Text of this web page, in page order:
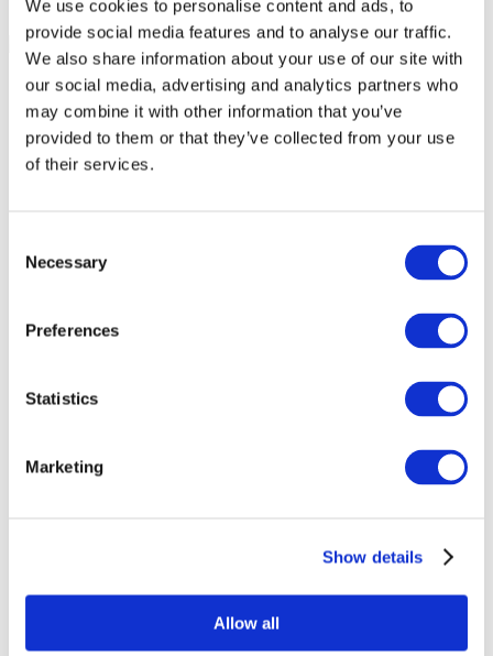
We use cookies to personalise content and ads, to
provide social media features and to analyse our traffic.
We also share information about your use of our site with
our social media, advertising and analytics partners who
may combine it with other information that you’ve
provided to them or that they’ve collected from your use
of their services.
Selection
Necessary
Preferences
Statistics
Marketing
Show details
Allow all
Összes
Concertos